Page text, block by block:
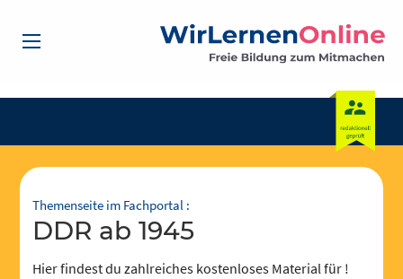
Themenseite im Fachportal :
DDR ab 1945
Hier findest du zahlreiches kostenloses Material für !